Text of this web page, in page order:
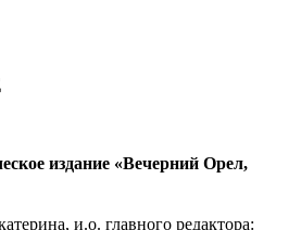
издание «Вечерний Орел,
и.о. главного редактора: